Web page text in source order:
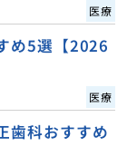
医療
め5選【2026
医療
歯科おすすめ